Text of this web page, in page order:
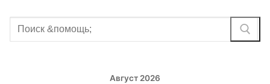
Найти:
Август 2026